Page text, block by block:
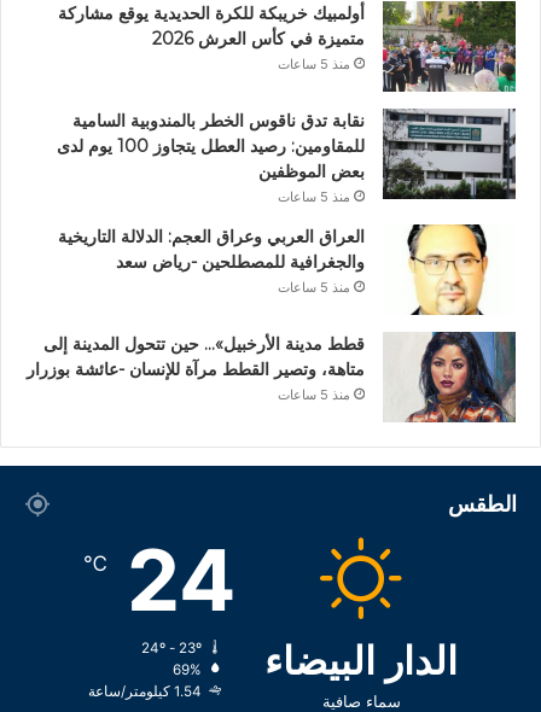
أولمبيك خريبكة للكرة الحديدية يوقع مشاركة
متميزة في كأس العرش 2026
منذ 5 ساعات
نقابة تدق ناقوس الخطر بالمندوبية السامية
للمقاومين: رصيد العطل يتجاوز 100 يوم لدى
بعض الموظفين
منذ 5 ساعات
العراق العربي وعراق العجم: الدلالة التاريخية
والجغرافية للمصطلحين -رياض سعد
منذ 5 ساعات
قطط مدينة الأرخبيل»… حين تتحول المدينة إلى
متاهة، وتصير القطط مرآة للإنسان -عائشة بوزرار
منذ 5 ساعات
الطقس
الدار البيضاء
سماء صافية
24
℃
69%
1.54 كيلومتر/ساعة